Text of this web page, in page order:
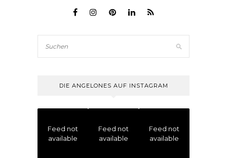
DIE ANGELONES AUF INSTAGRAM
Feed not
available
Feed not
available
Feed not
available